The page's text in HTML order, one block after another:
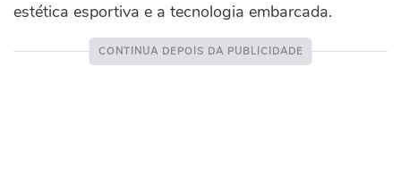
estética esportiva e a tecnologia embarcada.